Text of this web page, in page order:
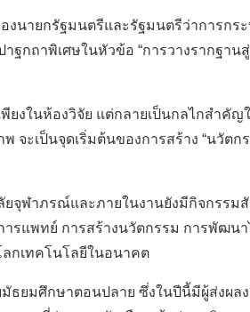
งนายกรัฐมนตรีและรัฐมนตรีว่าการกร
กถาพิเศษในหัวข้อ “การวางรากฐานสู่
ยงในห้องวิจัย แต่กลายเป็นกลไกสำคั
จะเป็นจุดเริ่มต้นของการสร้าง “นวัตก
จุฬาภรณ์และภายในงานยังมีกิจกรรม
รแพทย์ การสร้างนวัตกรรม การพัฒนา
ลกเทคโนโลยีในอนาคต
ยมศึกษาตอนปลาย ซึ่งในปีนี้มีผู้ส่งผลง